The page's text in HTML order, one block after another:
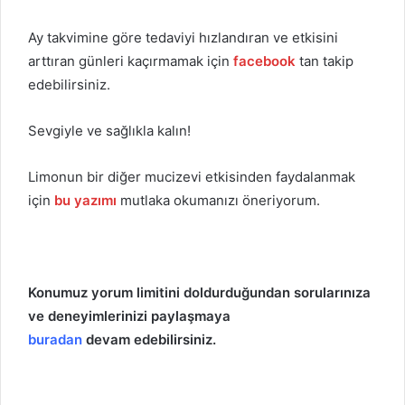
Ay takvimine göre tedaviyi hızlandıran ve etkisini
arttıran günleri kaçırmamak için facebook tan takip
edebilirsiniz.
Sevgiyle ve sağlıkla kalın!
Limonun bir diğer mucizevi etkisinden faydalanmak
için bu yazımı mutlaka okumanızı öneriyorum.
Konumuz yorum limitini doldurduğundan sorularınıza
ve deneyimlerinizi paylaşmaya
buradan devam edebilirsiniz.